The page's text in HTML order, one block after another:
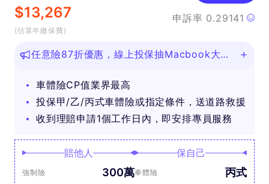
$13,267
(估算年繳保費)
申訴率 0.29141
任意險87折優惠，線上投保抽Macbook大
車體險CP值業界最高
投保甲/乙/丙式車體險或指定條件，送道路救援
收到理賠申請1個工作日內，即安排專員服務
賠他人
強制險 300萬
保自己
車體險 丙式